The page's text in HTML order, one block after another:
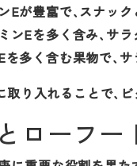
Eが豊富で、スナッ
ンEを多く含み、サ
を多く含む果物で、
り入れることで、
ローフー